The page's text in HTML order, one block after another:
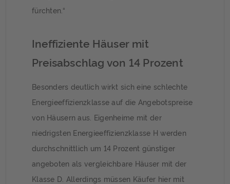
fürchten.“
Ineffiziente Häuser mit
Preisabschlag von 14 Prozent
Besonders deutlich wirkt sich eine schlechte
Energieeffizienzklasse auf die Angebotspreise
von Häusern aus. Eigenheime mit der
niedrigsten Energieeffizienzklasse H werden
durchschnittlich um 14 Prozent günstiger
angeboten als vergleichbare Häuser mit der
Klasse D. Allerdings müssen Käufer hier mit